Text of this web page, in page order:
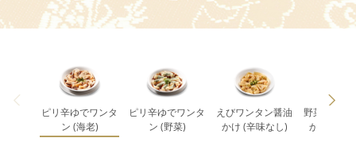
ピリ辛ゆでワンタ
ン (海老)
ピリ辛ゆでワンタ
ン (野菜)
えびワンタン醤油
かけ (辛味なし)
野菜ワンタ
かけ (辛味